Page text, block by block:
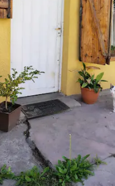
sur la base de 20